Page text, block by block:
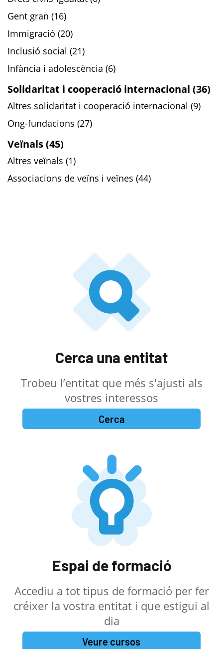
Gent gran (16)
Immigració (20)
Inclusió social (21)
Infància i adolescència (6)
Solidaritat i cooperació internacional (36)
Altres solidaritat i cooperació internacional (9)
Ong-fundacions (27)
Veïnals (45)
Altres veïnals (1)
Associacions de veïns i veïnes (44)
Cerca una entitat
Trobeu l’entitat que més s'ajusti als
vostres interessos
Cerca
Espai de formació
Accediu a tot tipus de formació per fer
créixer la vostra entitat i que estigui al
dia
Veure cursos